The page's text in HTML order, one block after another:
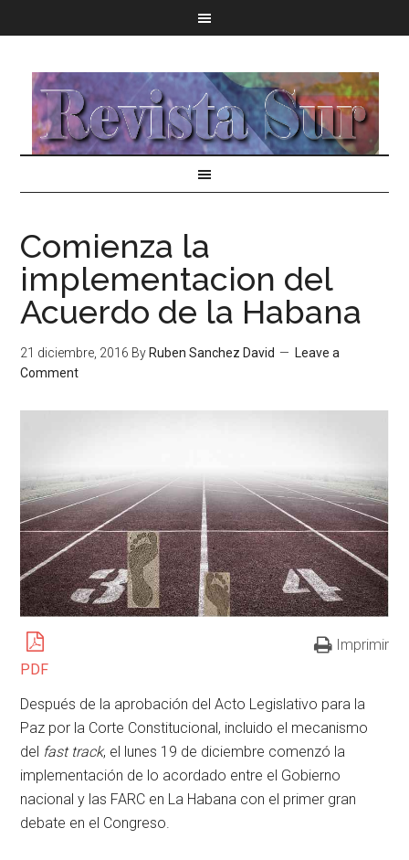
Comienza la
implementacion del
Acuerdo de la Habana
21 diciembre, 2016 By Ruben Sanchez David
Leave a
Comment
PDF
Imprimir
Después de la aprobación del Acto Legislativo para la
Paz por la Corte Constitucional, incluido el mecanismo
del fast track, el lunes 19 de diciembre comenzó la
implementación de lo acordado entre el Gobierno
nacional y las FARC en La Habana con el primer gran
debate en el Congreso.